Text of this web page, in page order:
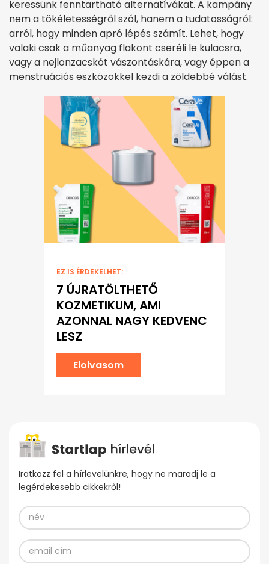
keressünk fenntartható alternatívákat. A kampány
nem a tökéletességről szól, hanem a tudatosságról:
arról, hogy minden apró lépés számít. Lehet, hogy
valaki csak a műanyag flakont cseréli le kulacsra,
vagy a nejlonzacskót vászontáskára, vagy éppen a
menstruációs eszközökkel kezdi a zöldebbé válást.
EZ IS ÉRDEKELHET:
7 ÚJRATÖLTHETŐ
KOZMETIKUM, AMI
AZONNAL NAGY KEDVENC
LESZ
Elolvasom
Iratkozz fel a hírlevelünkre, hogy ne maradj le a
legérdekesebb cikkekről!